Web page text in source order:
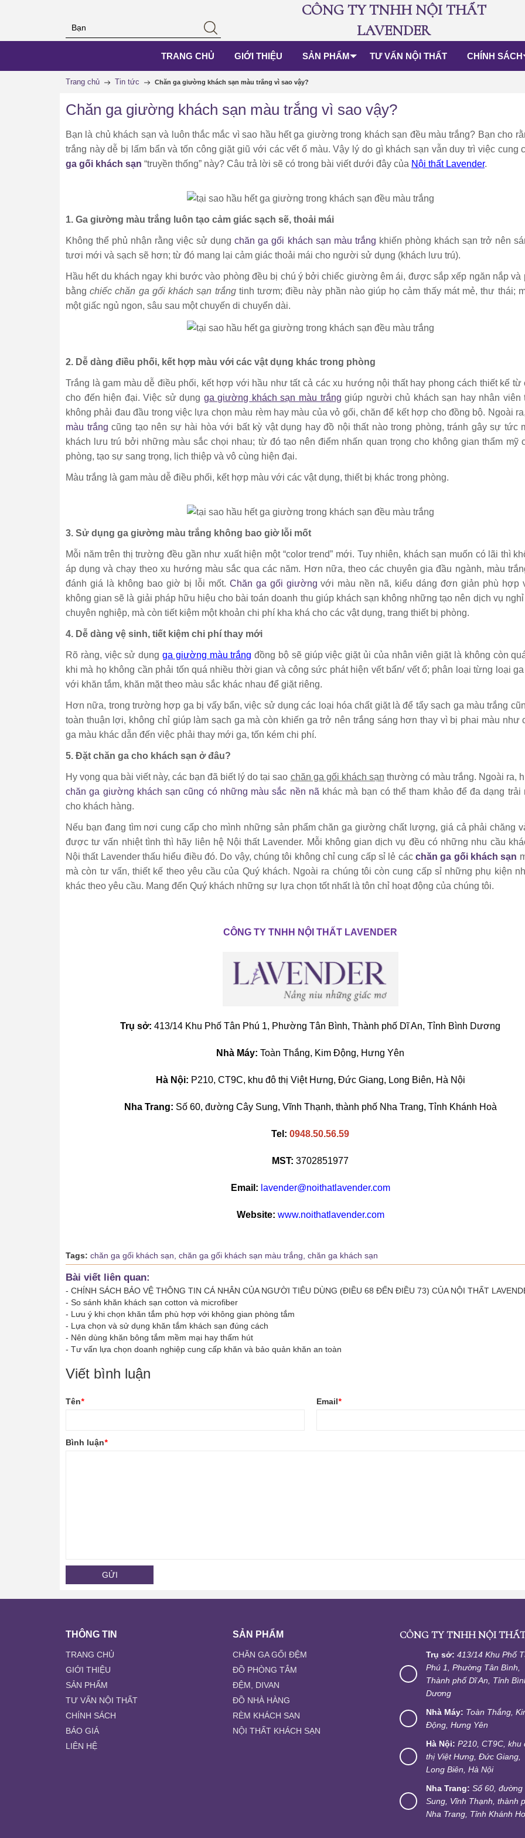
CÔNG TY TNHH NỘI THẤT
LAVENDER
TRANG CHỦ GIỚI THIỆU SẢN PHẨM TƯ VẤN NỘI THẤT CHÍNH SÁCH
Trang chủ Tin tức Chăn ga giường khách sạn màu trắng vì sao vậy?
Chăn ga giường khách sạn màu trắng vì sao vậy?
Bạn là chủ khách sạn và luôn thắc mắc vì sao hầu hết ga giường trong khách sạn đều màu trắng? Bạn cho
trắng này dễ bị lấm bẩn và tốn công giặt giũ với các vết ố màu. Vậy lý do gì khách sạn vẫn duy trì việc cung
ga gối khách sạn “truyền thống” này? Câu trả lời sẽ có trong bài viết dưới đây của Nội thất Lavender.
1. Ga giường màu trắng luôn tạo cảm giác sạch sẽ, thoải mái
Không thể phủ nhận rằng việc sử dụngchăn ga gối khách sạn màu trắng khiến phòng khách sạn trở nên
tươi mới và sạch sẽ hơn; từ đó mang lại cảm giác thoải mái cho người sử dụng (khách lưu trú).
Hầu hết du khách ngay khi bước vào phòng đều bị chú ý bởi chiếc giường êm ái, được sắp xếp ngăn nắp và
bằngchiếc chăn ga gối khách sạn trắngtinh tươm; điều này phần nào giúp họ cảm thấy mát mẻ, thư thái;
một giấc ngủ ngon, sâu sau một chuyến di chuyển dài.
2. Dễ dàng điều phối, kết hợp màu với các vật dụng khác trong phòng
Trắng là gam màu dễ điều phối, kết hợp với hầu như tất cả các xu hướng nội thất hay phong cách thiết kế từ
cho đến hiện đại. Việc sử dụng ga giường khách sạn màu trắng giúp người chủ khách sạn hay nhân viên
không phải đau đầu trong việc lựa chọn màu rèm hay màu của vỏ gối, chăn để kết hợp cho đồng bộ. Ngoài
màu trắng cũng tạo nên sự hài hòa với bất kỳ vật dụng hay đồ nội thất nào trong phòng, tránh gây sự tức
khách lưu trú bởi những màu sắc chọi nhau; từ đó tạo nên điểm nhấn quan trọng cho không gian thẩm mỹ
phòng, tạo sự sang trọng, lịch thiệp và vô cùng hiện đại.
Màu trắng là gam màu dễ điều phối, kết hợp màu với các vật dụng, thiết bị khác trong phòng.
3. Sử dụng ga giường màu trắng không bao giờ lỗi mốt
Mỗi năm trên thị trường đều gần như xuất hiện một “color trend” mới. Tuy nhiên, khách sạn muốn có lãi thì
áp dụng và chạy theo xu hướng màu sắc qua các năm. Hơn nữa, theo các chuyên gia đầu ngành, màu
đánh giá là không bao giờ bị lỗi mốt. Chăn ga gối giường với màu nền nã, kiểu dáng đơn giản phù hợp
không gian sẽ là giải pháp hữu hiệu cho bài toán doanh thu giúp khách sạn không những tạo nên dịch vụ
chuyên nghiệp, mà còn tiết kiệm một khoản chi phí kha khá cho các vật dụng, trang thiết bị phòng.
4. Dễ dàng vệ sinh, tiết kiệm chi phí thay mới
Rõ ràng, việc sử dụng ga giường màu trắng đồng bộ sẽ giúp việc giặt ủi của nhân viên giặt là không còn
khi mà họ không cần phải tốn quá nhiều thời gian và công sức phát hiện vết bẩn/ vết ố; phân loại từng loại
với khăn tắm, khăn mặt theo màu sắc khác nhau để giặt riêng.
Hơn nữa, trong trường hợp ga bị vấy bẩn, việc sử dụng các loại hóa chất giặt là để tẩy sạch ga màu trắng
toàn thuận lợi, không chỉ giúp làm sạch ga mà còn khiến ga trở nên trắng sáng hơn thay vì bị phai màu như
ga màu khác dẫn đến việc phải thay mới ga, tốn kém chi phí.
5. Đặt chăn ga cho khách sạn ở đâu?
Hy vọng qua bài viết này, các bạn đã biết lý do tại sao chăn ga gối khách sạn thường có màu trắng. Ngoài ra,
chăn ga giường khách sạn cũng có những màu sắc nền nã khác mà bạn có thể tham khảo để đa dạng trải
cho khách hàng.
Nếu bạn đang tìm nơi cung cấp cho mình những sản phẩm chăn ga giường chất lượng, giá cả phải chăng
được tư vấn nhiệt tình thì hãy liên hệ Nội thất Lavender. Mỗi không gian dịch vụ đều có những nhu cầu
Nội thất Lavender thấu hiểu điều đó. Do vậy, chúng tôi không chỉ cung cấp sỉ lẻ các chăn ga gối khách sạn
mà còn tư vấn, thiết kế theo yêu cầu của Quý khách. Ngoài ra chúng tôi còn cung cấp sỉ những phụ kiện
khác theo yêu cầu. Mang đến Quý khách những sự lựa chọn tốt nhất là tôn chỉ hoạt động của chúng tôi.
CÔNG TY TNHH NỘI THẤT LAVENDER
Trụ sở: 413/14 Khu Phố Tân Phú 1, Phường Tân Bình, Thành phố Dĩ An, Tỉnh Bình Dương
Nhà Máy: Toàn Thắng, Kim Động, Hưng Yên
Hà Nội: P210, CT9C, khu đô thị Việt Hưng, Đức Giang, Long Biên, Hà Nội
Nha Trang: Số 60, đường Cây Sung, Vĩnh Thạnh, thành phố Nha Trang, Tỉnh Khánh Hoà
Tel: 0948.50.56.59
MST: 3702851977
Email: lavender@noithatlavender.com
Website: www.noithatlavender.com
Tags: chăn ga gối khách sạn, chăn ga gối khách sạn màu trắng, chăn ga khách sạn
Bài viết liên quan:
- CHÍNH SÁCH BẢO VỆ THÔNG TIN CÁ NHÂN CỦA NGƯỜI TIÊU DÙNG (ĐIỀU 68 ĐẾN ĐIỀU 73) CỦA NỘI THẤT
- So sánh khăn khách sạn cotton và microfiber
- Lưu ý khi chọn khăn tắm phù hợp với không gian phòng tắm
- Lựa chọn và sử dụng khăn tắm khách sạn đúng cách
- Nên dùng khăn bông tắm mềm mại hay thấm hút
- Tư vấn lựa chọn doanh nghiệp cung cấp khăn và bảo quản khăn an toàn
Viết bình luận
Tên* Email*
Bình luận*
GỬI
THÔNG TIN
TRANG CHỦ
GIỚI THIỆU
SẢN PHẨM
TƯ VẤN NỘI THẤT
CHÍNH SÁCH
BÁO GIÁ
LIÊN HỆ
SẢN PHẨM
CHĂN GA GỐI ĐỆM
ĐỒ PHÒNG TẮM
ĐỆM, DIVAN
ĐỒ NHÀ HÀNG
RÈM KHÁCH SẠN
NỘI THẤT KHÁCH SẠN
CÔNG TY TNHH NỘI
Trụ sở: 413/14 Khu Phố
Phú 1, Phường Tân Bình,
Thành phố Dĩ An, Tỉnh
Dương
Nhà Máy: Toàn Thắng,
Động, Hưng Yên
Hà Nội: P210, CT9C, khu
thị Việt Hưng, Đức Giang,
Long Biên, Hà Nội
Nha Trang: Số 60, đường
Sung, Vĩnh Thạnh, thành
Nha Trang, Tỉnh Khánh